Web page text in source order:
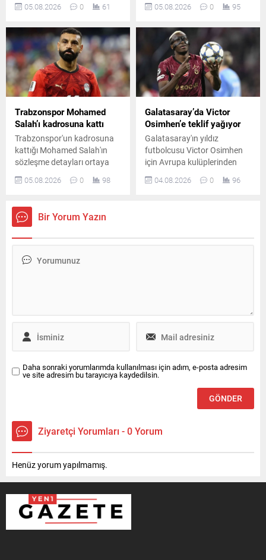
Sturm Graz'ı konuk edecek.
başlayacak.. Peki
Fenerbahçe-Sturm Graz
maçı hangi kanalda ve
şifresiz mi?
05.08.2026 0 61
öne sürüldü. Sarı-
yeni transferleri açıklaması
bekleniyor.
05.08.2026 0 95
Trabzonspor Mohamed
Salah’ı kadrosuna kattı
Trabzonspor'un kadrosuna
kattığı Mohamed Salah'ın
sözleşme detayları ortaya
çıktı. Yıldız futbolcunun yıllık
17 milyon euro kazanacağı,
parası ve forma
satışlarından pay alacağı
05.08.2026 0 98
Galatasaray’da Victor
Osimhen’e teklif yağıyor
Galatasaray'ın yıldız
futbolcusu Victor Osimhen
için Avrupa kulüplerinden
gelen yüksek teklifler
yönetim tarafından geri
04.08.2026 0 96
Bir Yorum Yazın
Daha sonraki yorumlarımda kullanılması için adım, e-posta adresim
ve site adresim bu tarayıcıya kaydedilsin.
Ziyaretçi Yorumları - 0 Yorum
Henüz yorum yapılmamış.